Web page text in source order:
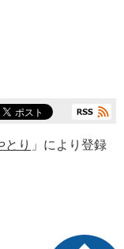
とり 」により登録